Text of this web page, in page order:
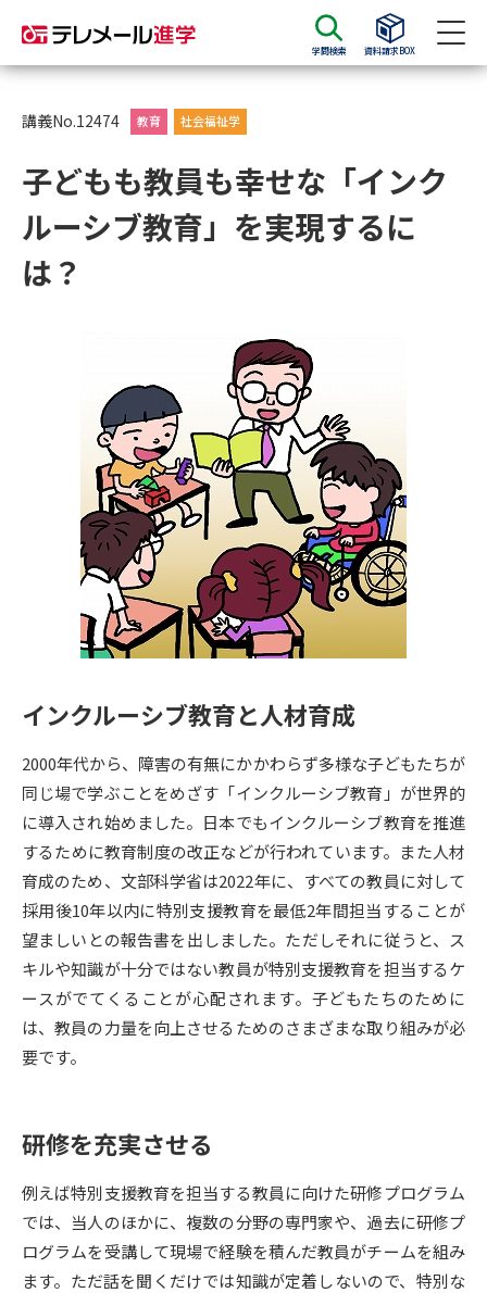
学問検索 資料請求BOX
資料請求
大学・短大の資料種類から請求
大学・短大以外の資料から請求
専門学校の資料請求 大学院の資料請求
留学・進学関連、塾・予備校
大学入学共通テスト「受験案
内」の請求
大学入学共通テスト「受験上の
配慮案内」の請求
高等学校卒業程度認定試験
高等学校（情報）教員資格認定
大学研究 大学検索
大学で学べる内容や特徴を調べる
新増設大学・学部・学科特集
国際・グローバルに強い大学特
集
データサイエンス特集 奨学金・特待生制度特集
新学年スタート号特集ページ
（高3生用）
SELFBRAND特集ページ
オープンキャンパスなどを調べる
講義No.12474 教育 社会福祉学
子どもも教員も幸せな「インク
ルーシブ教育」を実現するに
は？
インクルーシブ教育と人材育成
2000年代から、障害の有無にかかわらず多様な子どもたちが
同じ場で学ぶことをめざす「インクルーシブ教育」が世界的
に導入され始めました。日本でもインクルーシブ教育を推進
するために教育制度の改正などが行われています。また人材
育成のため、文部科学省は2022年に、すべての教員に対して
採用後10年以内に特別支援教育を最低2年間担当することが
望ましいとの報告書を出しました。ただしそれに従うと、ス
キルや知識が十分ではない教員が特別支援教育を担当するケ
ースがでてくることが心配されます。子どもたちのために
は、教員の力量を向上させるためのさまざまな取り組みが必
要です。
研修を充実させる
例えば特別支援教育を担当する教員に向けた研修プログラム
では、当人のほかに、複数の分野の専門家や、過去に研修プ
ログラムを受講して現場で経験を積んだ教員がチームを組み
ます。ただ話を聞くだけでは知識が定着しないので、特別な